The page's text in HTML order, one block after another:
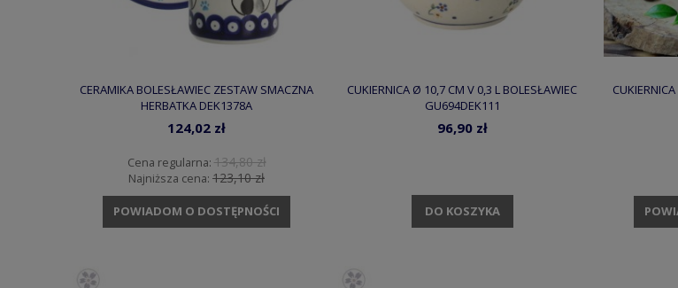
CERAMIKA BOLESŁAWIEC ZESTAW SMACZNA
HERBATKA DEK1378A
124,02 zł
Cena regularna: 134,80 zł
Najniższa cena: 123,10 zł
POWIADOM O DOSTĘPNOŚCI
CUKIERNICA Ø 10,7 CM V 0,3 L BOLESŁAWIEC
GU694DEK111
96,90 zł
DO KOSZYKA